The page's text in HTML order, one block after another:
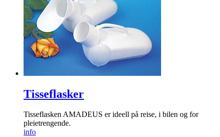
Tisseflasker
Tisseflasken AMADEUS er ideell på reise, i bilen og for
pleietrengende.
info